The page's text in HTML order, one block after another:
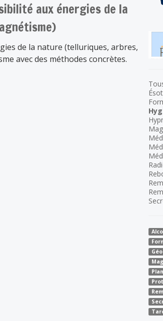
aux énergies de la
de la nature (telluriques, arbres,
avec des méthodes concrètes.